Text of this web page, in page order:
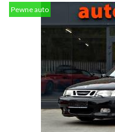
Pewne auto